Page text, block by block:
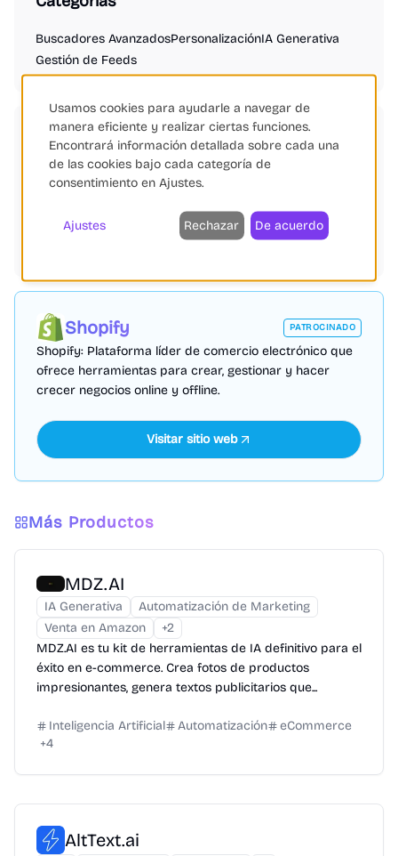
Buscadores AvanzadosPersonalizaciónIA Generativa
Gestión de Feeds
Etiquetas
eCommerce
Inteligencia Artificial
Búsqueda Avanzada
Personalización
WooCommerce
Gestión de Feeds
SEO eCommerce
Monitorización de Precios
Shopify PATROCINADO
Shopify: Plataforma líder de comercio electrónico que
ofrece herramientas para crear, gestionar y hacer
crecer negocios online y offline.
Visitar sitio web
Más Productos
MDZ.AI
IA Generativa
Automatización de Marketing
Venta en Amazon
+2
MDZ.AI es tu kit de herramientas de IA definitivo para el
éxito en e-commerce. Crea fotos de productos
impresionantes, genera textos publicitarios que...
Inteligencia Artificial Automatización
eCommerce
+4
AltText.ai
Usamos cookies para ayudarle a navegar de
manera eficiente y realizar ciertas funciones.
Encontrará información detallada sobre cada una
de las cookies bajo cada categoría de
consentimiento en Ajustes.
Ajustes Rechazar De acuerdo